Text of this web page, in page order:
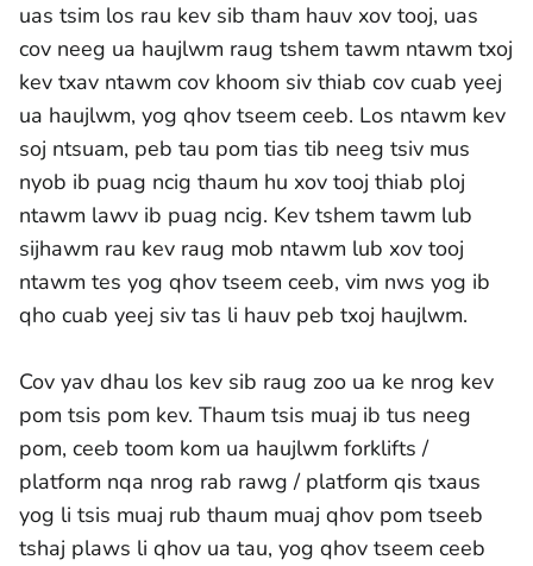
uas tsim los rau kev sib tham hauv xov tooj, uas
cov neeg ua haujlwm raug tshem tawm ntawm txoj
kev txav ntawm cov khoom siv thiab cov cuab yeej
ua haujlwm, yog qhov tseem ceeb. Los ntawm kev
soj ntsuam, peb tau pom tias tib neeg tsiv mus
nyob ib puag ncig thaum hu xov tooj thiab ploj
ntawm lawv ib puag ncig. Kev tshem tawm lub
sijhawm rau kev raug mob ntawm lub xov tooj
ntawm tes yog qhov tseem ceeb, vim nws yog ib
qho cuab yeej siv tas li hauv peb txoj haujlwm.
Cov yav dhau los kev sib raug zoo ua ke nrog kev
pom tsis pom kev. Thaum tsis muaj ib tus neeg
pom, ceeb toom kom ua haujlwm forklifts /
platform nqa nrog rab rawg / platform qis txaus
yog li tsis muaj rub thaum muaj qhov pom tseeb
tshaj plaws li qhov ua tau, yog qhov tseem ceeb